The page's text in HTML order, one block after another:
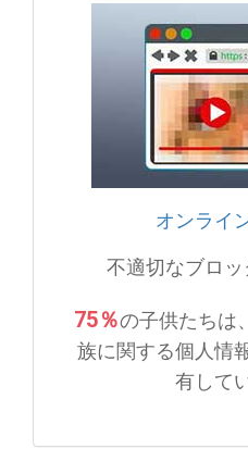
オンライ
不適切なブロ
75％の子供たちは
族に関する個人情
有して